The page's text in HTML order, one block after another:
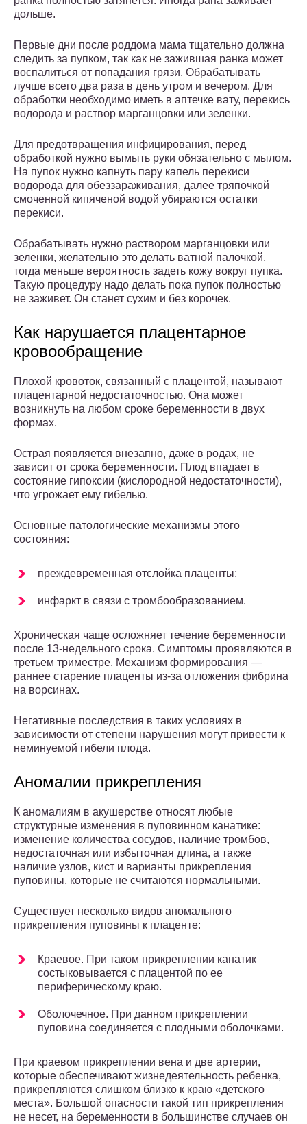
дольше.
Первые дни после роддома мама тщательно должна
следить за пупком, так как не зажившая ранка может
воспалиться от попадания грязи. Обрабатывать
лучше всего два раза в день утром и вечером. Для
обработки необходимо иметь в аптечке вату, перекись
водорода и раствор марганцовки или зеленки.
Для предотвращения инфицирования, перед
обработкой нужно вымыть руки обязательно с мылом.
На пупок нужно капнуть пару капель перекиси
водорода для обеззараживания, далее тряпочкой
смоченной кипяченой водой убираются остатки
перекиси.
Обрабатывать нужно раствором марганцовки или
зеленки, желательно это делать ватной палочкой,
тогда меньше вероятность задеть кожу вокруг пупка.
Такую процедуру надо делать пока пупок полностью
не заживет. Он станет сухим и без корочек.
Как нарушается плацентарное
кровообращение
Плохой кровоток, связанный с плацентой, называют
плацентарной недостаточностью. Она может
возникнуть на любом сроке беременности в двух
формах.
Острая появляется внезапно, даже в родах, не
зависит от срока беременности. Плод впадает в
состояние гипоксии (кислородной недостаточности),
что угрожает ему гибелью.
Основные патологические механизмы этого
состояния:
преждевременная отслойка плаценты;
инфаркт в связи с тромбообразованием.
Хроническая чаще осложняет течение беременности
после 13-недельного срока. Симптомы проявляются в
третьем триместре. Механизм формирования —
раннее старение плаценты из-за отложения фибрина
на ворсинах.
Негативные последствия в таких условиях в
зависимости от степени нарушения могут привести к
неминуемой гибели плода.
Аномалии прикрепления
К аномалиям в акушерстве относят любые
структурные изменения в пуповинном канатике:
изменение количества сосудов, наличие тромбов,
недостаточная или избыточная длина, а также
наличие узлов, кист и варианты прикрепления
пуповины, которые не считаются нормальными.
Существует несколько видов аномального
прикрепления пуповины к плаценте:
Краевое. При таком прикреплении канатик
состыковывается с плацентой по ее
периферическому краю.
Оболочечное. При данном прикреплении
пуповина соединяется с плодными оболочками.
При краевом прикреплении вена и две артерии,
которые обеспечивают жизнедеятельность ребенка,
прикрепляются слишком близко к краю «детского
места». Большой опасности такой тип прикрепления
не несет, на беременности в большинстве случаев он